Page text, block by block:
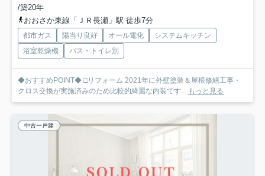
/築20年
おおさか東線「ＪＲ長瀬」駅 徒歩7分
都市ガス 陽当り良好 オール電化
システムキッチン
浴室乾燥機
バス・トイレ別
◆おすすめPOINT◆ □リフォーム 2021年に外壁塗装＆屋根修繕工事・
クロス交換が実施済みのため比較的綺麗な内装です...
もっと見る
中古一戸建